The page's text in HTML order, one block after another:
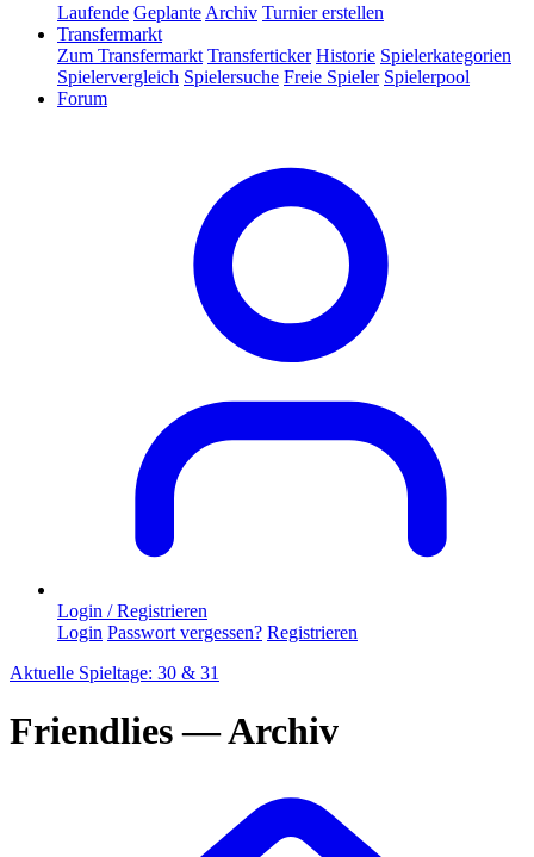
Laufende Geplante Archiv Turnier erstellen
Transfermarkt
Zum Transfermarkt Transferticker Historie Spielerkategorien
Spielervergleich Spielersuche Freie Spieler Spielerpool
Forum
Login / Registrieren
Login Passwort vergessen? Registrieren
Aktuelle Spieltage: 30 & 31
Friendlies — Archiv